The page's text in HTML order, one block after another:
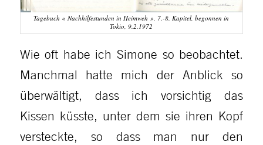
Tagebuch « Nachhilfestunden in Heimweh », 7.-8. Kapitel, begonnen in
Tokio, 9.2.1972
Wie oft habe ich Simone so beobachtet.
Manchmal hatte mich der Anblick so
überwältigt, dass ich vorsichtig das
Kissen küsste, unter dem sie ihren Kopf
versteckte, so dass man nur den